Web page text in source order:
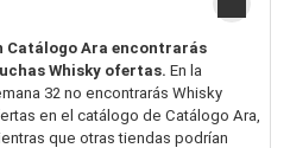
Catálogo Ara encontrarás
Whisky ofertas. En la
32 no encontrarás Whisky
en el catálogo de Catálogo Ara,
que otras tiendas podrían